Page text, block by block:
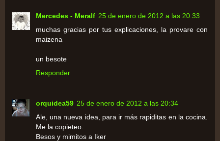
Mercedes - Meralf 25 de enero de 2012 a las 20:33
muchas gracias por tus explicaciones, la provare con
maizena
un besote
Responder
orquidea59 25 de enero de 2012 a las 20:34
Ale, una nueva idea, para ir más rapiditas en la cocina.
Me la copieteo.
Besos y mimitos a Iker